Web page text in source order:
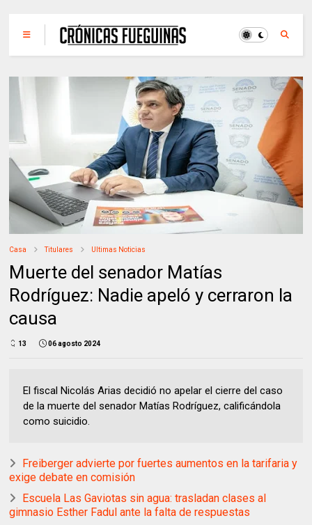
Casa Titulares Ultimas Noticias
Muerte del senador Matías
Rodríguez: Nadie apeló y cerraron la
causa
13 06 agosto 2024
El fiscal Nicolás Arias decidió no apelar el cierre del caso
de la muerte del senador Matías Rodríguez, calificándola
como suicidio.
Freiberger advierte por fuertes aumentos en la tarifaria y
exige debate en comisión
Escuela Las Gaviotas sin agua: trasladan clases al
gimnasio Esther Fadul ante la falta de respuestas